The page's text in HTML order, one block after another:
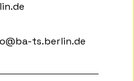
ts.berlin.de